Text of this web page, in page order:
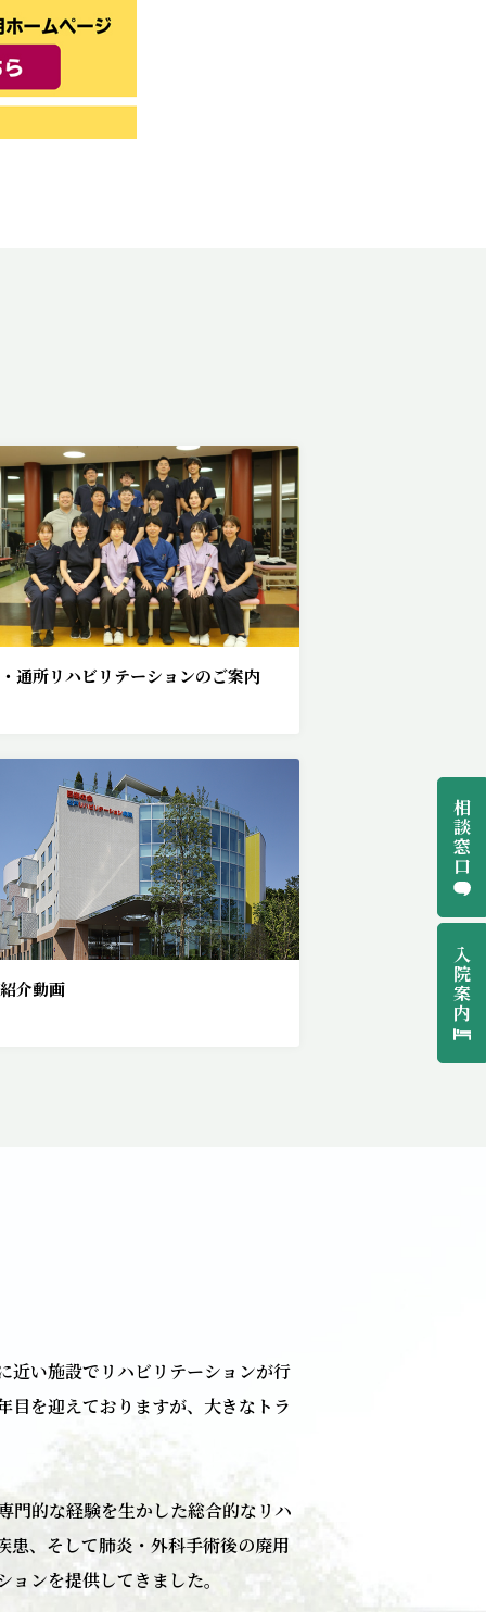
通所リハビリテーションのご案内
介動画
近い施設でリハビリテーションが行
を迎えておりますが、大きなトラ
門的な経験を生かした総合的なリハ
患、そして肺炎・外科手術後の廃用
ンを提供してきました。
相
談
窓
口
入
院
案
内